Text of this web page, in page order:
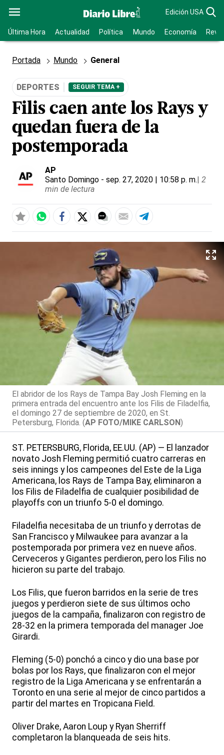
Edición USA
Última Hora Actualidad Política Mundo Economía
Portada Mundo General
DEPORTES SEGUIR TEMA +
Filis caen ante los Rays y
quedan fuera de la
postemporada
AP
Santo Domingo - sep. 27, 2020 | 10:58 p. m.| 2
min de lectura
El abridor de los Rays de Tampa Bay Josh Fleming en la
primera entrada del encuentro ante los Filis de Filadelfia,
el domingo 27 de septiembre de 2020, en St.
Petersburg, Florida. (AP FOTO/MIKE CARLSON)
ST. PETERSBURG, Florida, EE.UU. (AP) — El lanzador
novato Josh Fleming permitió cuatro carreras en
seis innings y los campeones del Este de la Liga
Americana, los Rays de Tampa Bay, eliminaron a
los Filis de Filadelfia de cualquier posibilidad de
playoffs con un triunfo 5-0 el domingo.
Filadelfia necesitaba de un triunfo y derrotas de
San Francisco y Milwaukee para avanzar a la
postemporada por primera vez en nueve años.
Cerveceros y Gigantes perdieron, pero los Filis no
hicieron su parte del trabajo.
Los Filis, que fueron barridos en la serie de tres
juegos y perdieron siete de sus últimos ocho
juegos de la campaña, finalizaron con registro de
28-32 en la primera temporada del manager Joe
Girardi.
Fleming (5-0) ponchó a cinco y dio una base por
bolas por los Rays, que finalizaron con el mejor
registro de la Liga Americana y se enfrentarán a
Toronto en una serie al mejor de cinco partidos a
partir del martes en Tropicana Field.
Oliver Drake, Aaron Loup y Ryan Sherriff
completaron la blanqueada de seis hits.